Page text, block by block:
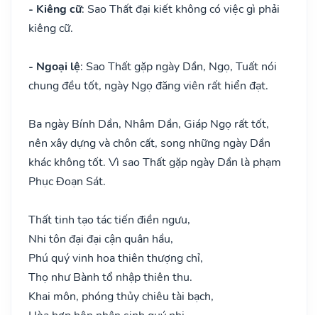
- Kiêng cữ: Sao Thất đại kiết không có việc gì phải
kiêng cữ.
- Ngoại lệ: Sao Thất gặp ngày Dần, Ngọ, Tuất nói
chung đều tốt, ngày Ngọ đăng viên rất hiển đạt.
Ba ngày Bính Dần, Nhâm Dần, Giáp Ngọ rất tốt,
nên xây dựng và chôn cất, song những ngày Dần
khác không tốt. Vì sao Thất gặp ngày Dần là phạm
Phục Đoạn Sát.
Thất tinh tạo tác tiến điền ngưu,
Nhi tôn đại đại cận quân hầu,
Phú quý vinh hoa thiên thượng chỉ,
Thọ như Bành tổ nhập thiên thu.
Khai môn, phóng thủy chiêu tài bạch,